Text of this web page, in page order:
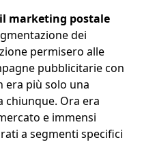
marketing postale
dei
permisero alle
pubblicitarie con
era più solo una
chiunque. Ora era
e immensi
a segmenti specifici